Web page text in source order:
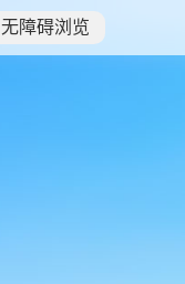
无障碍浏览